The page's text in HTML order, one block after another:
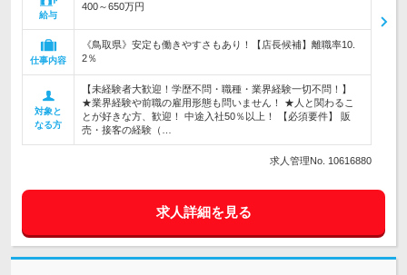
給与
400～650万円
仕事内容
《鳥取県》安定も働きやすさもあり！【店長候補】離職率10.
2％
対象と
なる方
【未経験者大歓迎！学歴不問・職種・業界経験一切不問！】
★業界経験や前職の雇用形態も問いません！ ★人と関わるこ
とが好きな方、歓迎！ 中途入社50％以上！ 【必須要件】 販
売・接客の経験（…
求人管理No. 10616880
求人詳細を見る